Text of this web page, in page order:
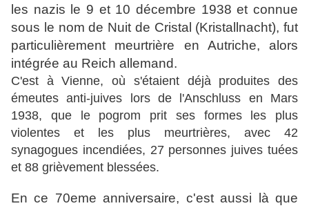
les nazis le 9 et 10 décembre 1938 et connue
sous le nom de Nuit de Cristal (Kristallnacht), fut
particulièrement meurtrière en Autriche, alors
intégrée au Reich allemand.
C'est à Vienne, où s'étaient déjà produites des
émeutes anti-juives lors de l'Anschluss en Mars
1938, que le pogrom prit ses formes les plus
violentes et les plus meurtrières, avec 42
synagogues incendiées, 27 personnes juives tuées
et 88 grièvement blessées.
En ce 70eme anniversaire, c'est aussi là que